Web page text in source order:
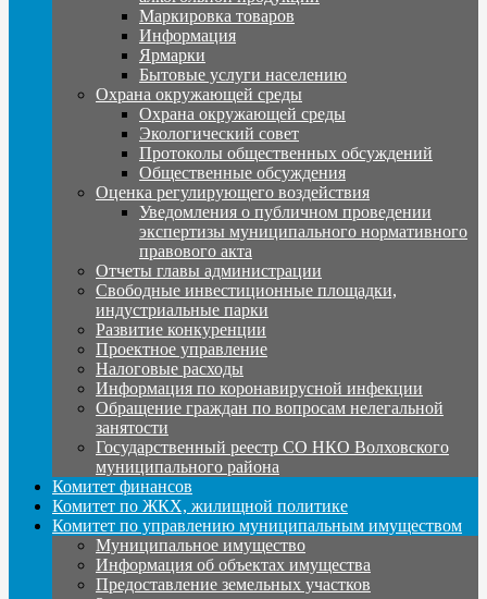
Маркировка товаров
Информация
Ярмарки
Бытовые услуги населению
Охрана окружающей среды
Охрана окружающей среды
Экологический совет
Протоколы общественных обсуждений
Общественные обсуждения
Оценка регулирующего воздействия
Уведомления о публичном проведении
экспертизы муниципального нормативного
правового акта
Отчеты главы администрации
Свободные инвестиционные площадки,
индустриальные парки
Развитие конкуренции
Проектное управление
Налоговые расходы
Информация по коронавирусной инфекции
Обращение граждан по вопросам нелегальной
занятости
Государственный реестр СО НКО Волховского
муниципального района
Комитет финансов
Комитет по ЖКХ, жилищной политике
Комитет по управлению муниципальным имуществом
Муниципальное имущество
Информация об объектах имущества
Предоставление земельных участков